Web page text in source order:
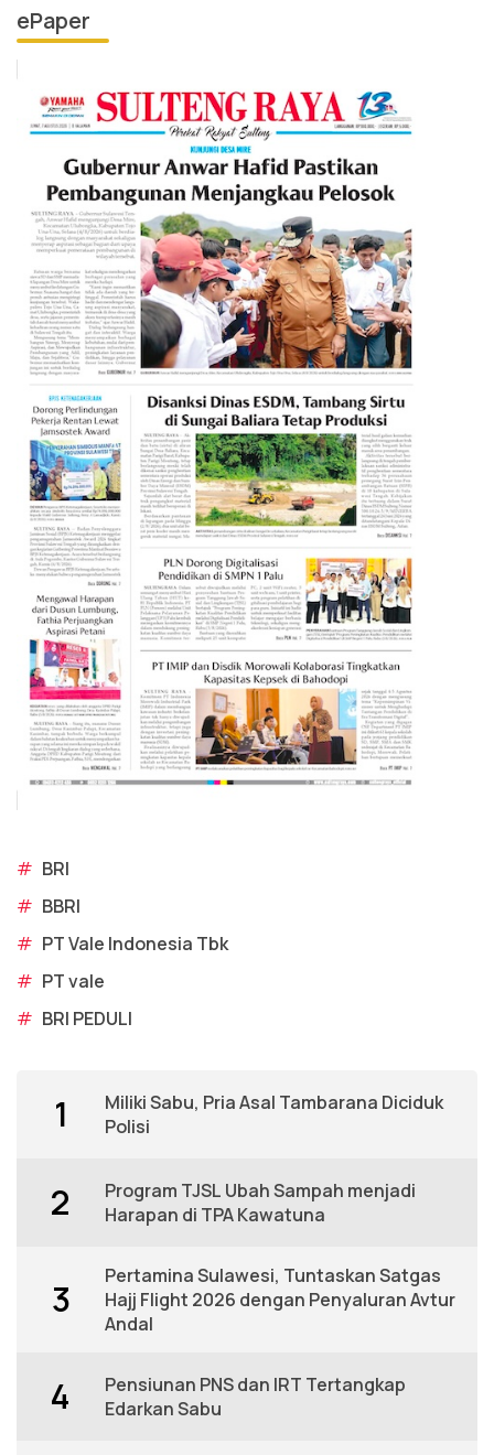
ePaper
# BRI
# BBRI
# PT Vale Indonesia Tbk
# PT vale
# BRI PEDULI
1
Miliki Sabu, Pria Asal Tambarana Diciduk
Polisi
2
Program TJSL Ubah Sampah menjadi
Harapan di TPA Kawatuna
3
Pertamina Sulawesi, Tuntaskan Satgas
Hajj Flight 2026 dengan Penyaluran Avtur
Andal
4
Pensiunan PNS dan IRT Tertangkap
Edarkan Sabu